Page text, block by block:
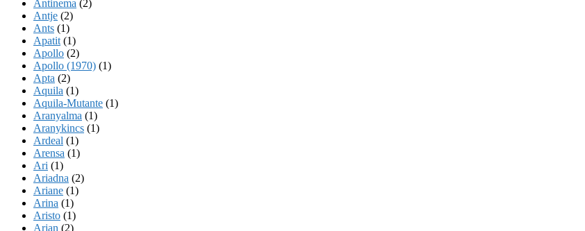
Antinema (2)
Antje (2)
Ants (1)
Apatit (1)
Apollo (2)
Apollo (1970) (1)
Apta (2)
Aquila (1)
Aquila-Mutante (1)
Aranyalma (1)
Aranykincs (1)
Ardeal (1)
Arensa (1)
Ari (1)
Ariadna (2)
Ariane (1)
Arina (1)
Aristo (1)
Arjan (2)